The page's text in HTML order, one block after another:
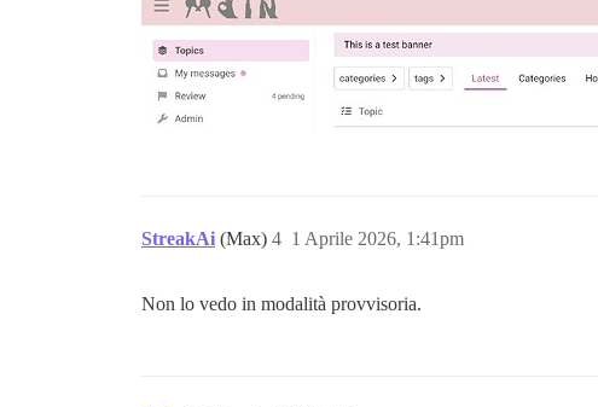
StreakAi (Max) 1 Aprile 2026, 1:41pm
4
Non lo vedo in modalità provvisoria.